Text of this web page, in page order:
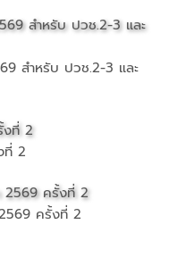
สำหรับ ปวช.2-3 และ
ที่ 2
ครั้งที่ 2